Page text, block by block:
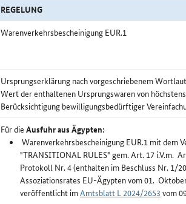
REGELUNG
Warenverkehrsbescheinigung EUR.1
Ursprungserklärung nach vorgeschriebenem
Wert der enthaltenen Ursprungswaren von
Berücksichtigung bewilligungsbedürftiger
Für die Ausfuhr aus Ägypten:
Warenverkehrsbescheinigung EUR.1 mit dem
"TRANSITIONAL RULES" gem. Art. 17 i.V.m.
Protokoll Nr. 4 (enthalten im Beschluss Nr. 1/
Assoziationsrates EU-Ägypten vom 01.
veröffentlicht imAmtsblatt L 2024/2653 vom